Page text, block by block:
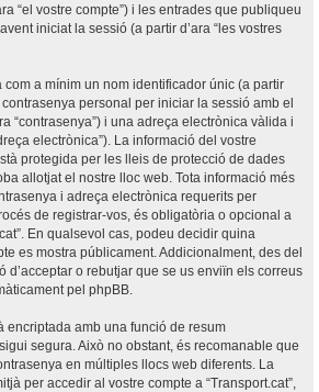
“el vostre compte”) i les entrades que publiqueu
iniciat la sessió (a partir d’ara “les vostres
com a mínim un nom identificador únic (a partir
contrasenya personal per iniciar la sessió amb el
“contrasenya”) i una adreça electrònica vàlida i
electrònica”). La informació del vostre
protegida per les lleis de protecció de dades
allotjat el nostre lloc web. Tota informació més
i adreça electrònica requerits per
de registrar-vos, és obligatòria o opcional a
En qualsevol cas, podeu decidir quina
es mostra públicament. Addicionalment, des del
d’acceptar o rebutjar que se us enviïn els correus
pel phpBB.
encriptada amb una funció de resum
segura. Això no obstant, és recomanable que
en múltiples llocs web diferents. La
per accedir al vostre compte a “Transport.cat”,